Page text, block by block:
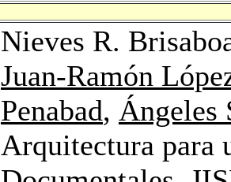
Nieves R.
Juan-Ramón
Penabad, Ángeles
Arquitectura para